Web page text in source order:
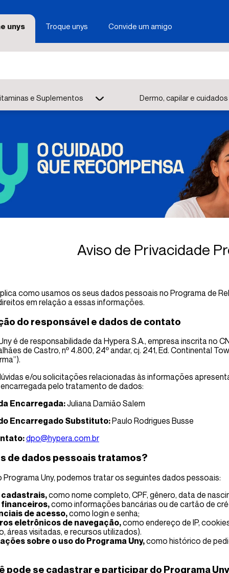
unys Troque unys Convide um amigo
e Suplementos Dermo, capilar e cuidados
Aviso de Privacidade
como usamos os seus dados pessoais no Programa de
em relação a essas informações.
do responsável e dados de contato
é de responsabilidade da Hypera S.A., empresa inscrita no
de Castro, nº 4.800, 24º andar, cj. 241, Ed. Continental
e/ou solicitações relacionadas às informações
pelo tratamento de dados:
Encarregada:Juliana Damião Salem
Encarregado Substituto:Paulo Rodrigues Busse
dpo@hypera.com.br
de dados pessoais tratamos?
Programa Uny, podemos tratar os seguintes dados pessoais:
cadastrais,como nome completo, CPF, gênero, data de
financeiros,como informações bancárias ou de cartão de
de acesso,como login e senha;
eletrônicos de navegação,como endereço de IP,
áreas visitadas, e recursos utilizados).
sobre o uso do Programa Uny,como histórico de
pode se cadastrar e participar do Programa